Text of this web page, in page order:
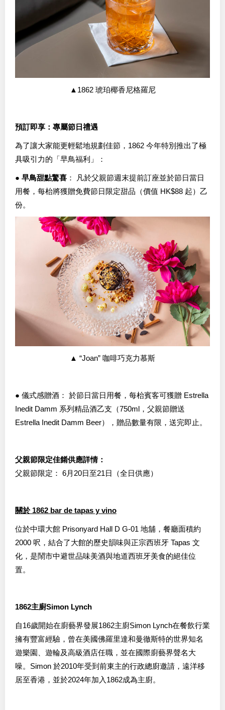
▲1862 琥珀椰香尼格羅尼
預訂即享：專屬節日禮遇
為了讓大家能更輕鬆地規劃佳節，1862 今年特別推出了極
具吸引力的「早鳥福利」：
● 早鳥甜點驚喜 ： 凡於父親節週末提前訂座並於節日當日
用餐，每枱將獲贈免費節日限定甜品（價值 HK$88 起）乙
份。
▲ “Joan” 咖啡巧克力慕斯
● 儀式感贈酒： 於節日當日用餐，每枱賓客可獲贈 Estrella
Inedit Damm 系列精品酒乙支（750ml，父親節贈送
Estrella Inedit Damm Beer），贈品數量有限，送完即止。
父親節限定佳餚供應詳情：
父親節限定： 6月20日至21日（全日供應）
關於 1862 bar de tapas y vino
位於中環大館 Prisonyard Hall D G-01 地舖，餐廳面積約
2000 呎，結合了大館的歷史韻味與正宗西班牙 Tapas 文
化，是鬧市中避世品味美酒與地道西班牙美食的絕佳位
置。
1862主廚Simon Lynch
自16歲開始在廚藝界發展1862主廚Simon Lynch在餐飲行業
擁有豐富經驗，曾在美國佛羅里達和曼徹斯特的世界知名
遊樂園、遊輪及高級酒店任職，並在國際廚藝界聲名大
噪。Simon 於2010年受到前東主的行政總廚邀請，遠洋移
居至香港，並於2024年加入1862成為主廚。